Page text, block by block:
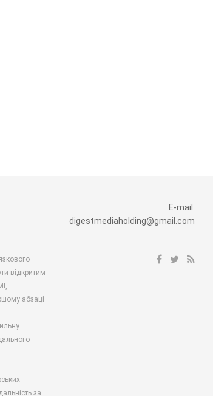
E-mail:
digestmediaholding@gmail.com
відкритим
абзаці
за